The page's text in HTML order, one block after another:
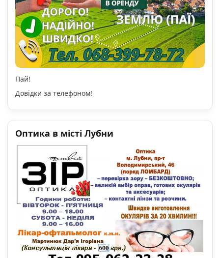
Пай!
Довідки за телефоном!
Оптика в місті Лубни